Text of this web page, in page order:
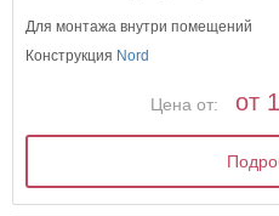
Для монтажа внутри помещений
Конструкция Nord
Цена от: от